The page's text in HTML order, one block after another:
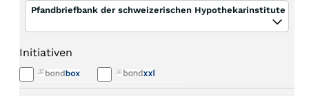
Pfandbriefbank der schweizerischen Hypothekarinstitute
Initiativen